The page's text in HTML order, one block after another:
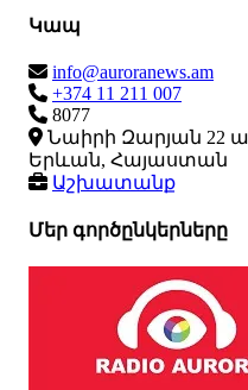
Կապ
info@auroranews.am
+374 11 211 007
8077
Նաիրի Զարյան 22 ա,
Երևան, Հայաստան
Աշխատանք
Մեր գործընկերները